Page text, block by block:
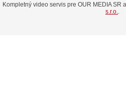
Kompletný video servis pre OUR MEDIA SR
s.r.o.